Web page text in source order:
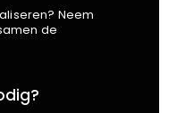
Neem
de